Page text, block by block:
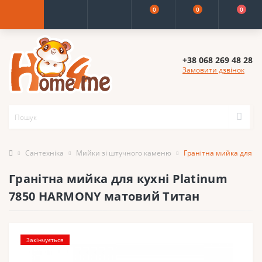
0 0 0
+38 068 269 48 28
Замовити дзвінок
Сантехніка Мийки зі штучного каменю Гранітна мийка для
Гранітна мийка для кухні Platinum
7850 HARMONY матовий Титан
Закінчується